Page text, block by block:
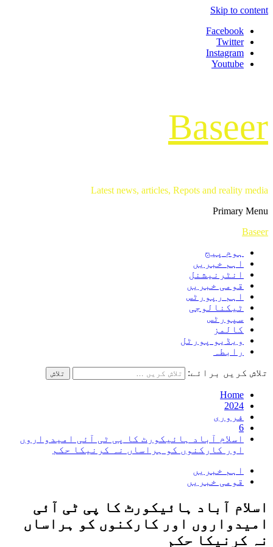
Skip to content
Facebook
Twitter
Instagram
Youtube
Baseer
Latest news, articles, Repots and reality media
Primary Menu
Baseer
ہوم پیج
اہم خبریں
انٹرنیشنل
قومی خبریں
اہم رپورٹس
ٹیکنالوجی
سپورٹس
کالمز
ویڈیو پورٹل
رابطہ
تلاش کریں برائے:
Home
2024
فروری
6
اسلام آباد ہائیکورٹ کا پی ٹی آئی امیدواروں
اور کارکنوں کو ہراساں نہ کرنیکا حکم
اہم خبریں
قومی خبریں
اسلام آباد ہائیکورٹ کا پی ٹی آئی
امیدواروں اور کارکنوں کو ہراساں
نہ کرنیکا حکم